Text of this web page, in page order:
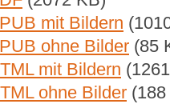
mit Bildern
ohne Bilder (85
mit Bildern
ohne Bilder